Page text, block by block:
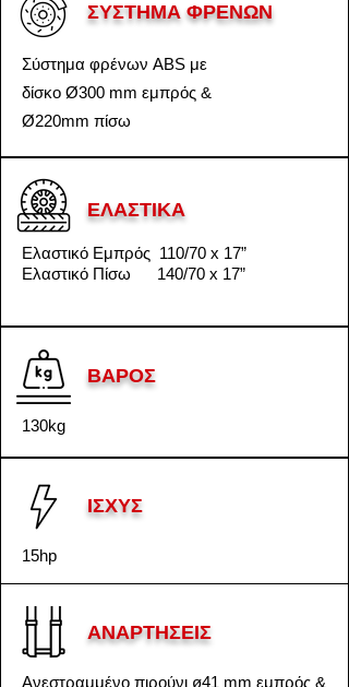
ΣΥΣΤΗΜΑ ΦΡΕΝΩΝ
Σύστημα φρένων ABS με
δίσκο Ø300 mm εμπρός &
Ø220mm πίσω
ΕΛΑΣΤΙΚΑ
Ελαστικό Εμπρός 110/70 x 17”
Ελαστικό Πίσω 140/70 x 17”
ΒΑΡΟΣ
130kg
ΙΣΧΥΣ
15hp
ΑΝΑΡΤΗΣΕΙΣ
Ανεστραμμένο πιρούνι ø41 mm εμπρός &